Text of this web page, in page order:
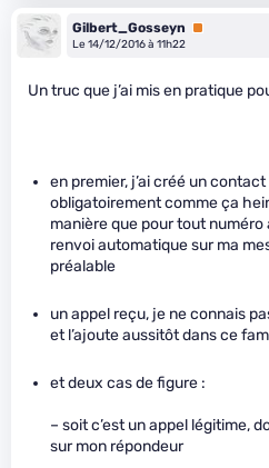
Gilbert_Gosseyn
Premium
Le 14/12/2016 à 11h22
Un truc que j’ai mis en pratique
en premier, j’ai créé un contact
obligatoirement comme ça
manière que pour tout
renvoi automatique sur ma
préalable
un appel reçu, je ne connais
et l’ajoute aussitôt dans ce
et deux cas de figure :
– soit c’est un appel légitime,
sur mon répondeur